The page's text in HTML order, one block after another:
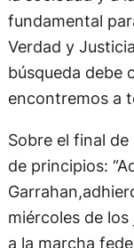
la sociedad y a
fundamental
Verdad y
búsqueda debe
Sobre el final de
de principios:
miércoles de los